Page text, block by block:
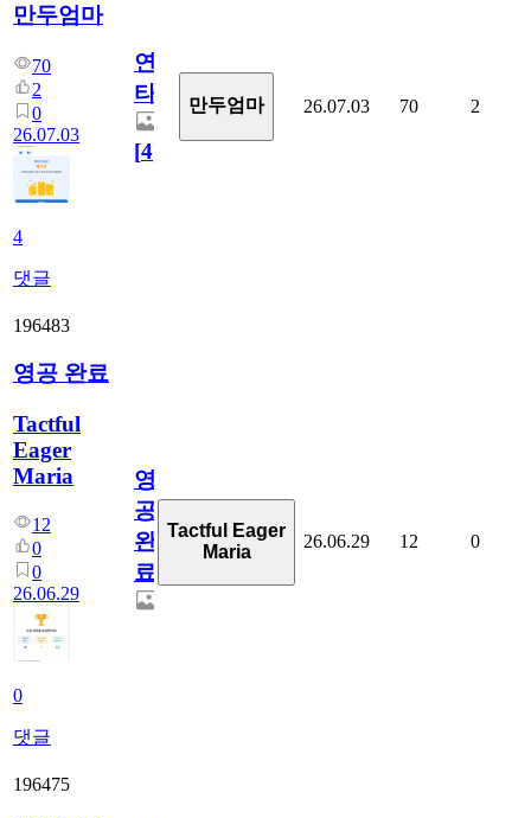
만두엄마
70
2
0
26.07.03
4
댓글
연
타
[4]
만두엄마 26.07.03 70 2
196483
영공 완료
Tactful
Eager
Maria
12
0
0
26.06.29
0
댓글
영
공
완
료
Tactful Eager
Maria
26.06.29 12 0
196475